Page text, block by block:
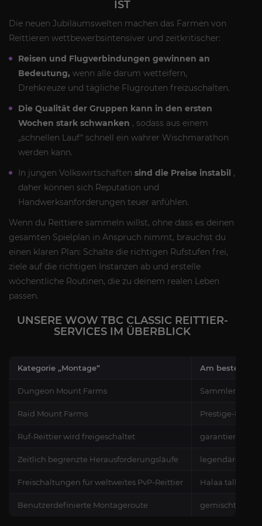
IST
Die neuen Jubiläumswelten machen das Farmen von
Reittieren wettbewerbsintensiver und zeitkritischer:
Reisen und Flugverbindungen gewinnen an
Bedeutung, wenn alle darum wetteifern,
Drehkreuze und tägliche Flugrouten freizuschalten.
Die Qualität der Gruppen kann in den ersten
Wochen stark schwanken , sodass aus einem
„schnellen Lauf“ schnell ein wahrer Wischmarathon
werden kann.
In jungen Volkswirtschaften sind die Preise instabil ,
daher können sich Reputation und
Handwerksanforderungen teuer anfühlen.
Wenn du Reittiere sammeln willst, ohne dass es deinen
gesamten Spielplan in Anspruch nimmt, brauchst du
einen klaren Plan: Schalte die richtigen Rufstufen frei,
ziele auf die richtigen Instanzen ab und erstelle
wöchentliche Routinen, die zu deinem realen Leben
passen.
UNSERE WOW TBC CLASSIC REITTIER-
SERVICES IM ÜBERBLICK
Kategorie „Montage“ Am besten
Dungeon Mount Farms Sammler mit
Raid Mount Farms Prestige-
Ruf-Reittier wird freigeschaltet garantierten
Zeitlich begrenzte Herausforderungsläufe legendäre
Freischaltungen für weltweites PvP-Reittier Halaa talbuks
Benutzerdefinierte Montageroute gemischte Tore